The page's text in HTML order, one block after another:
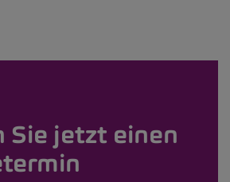
Sie jetzt einen